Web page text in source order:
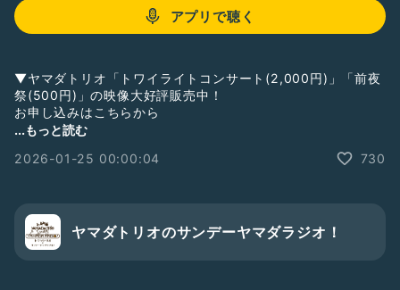
アプリで聴く
▼ヤマダトリオ「トワイライトコンサート(2,000円)」「前夜
祭(500円)」の映像大好評販売中！
お申し込みはこちらから
https://yamadatrio.xyz/contact
アプリから聴いて下さっている方、ぜひ画面の下の方にある♡
💌たくさんのご感想をお寄せ下さり、ほんとうにありがとうご
ざいます！お時間の関係で全部はご紹介できませんが、メンバ
ーで読ませていただいております。どうぞお気軽にお送りくだ
...もっと読む
2026-01-25 00:00:04
730
ヤマダトリオのサンデーヤマダラジオ！